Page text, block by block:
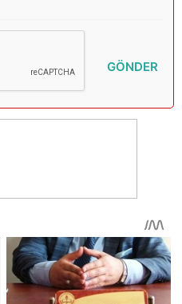
GÖNDER